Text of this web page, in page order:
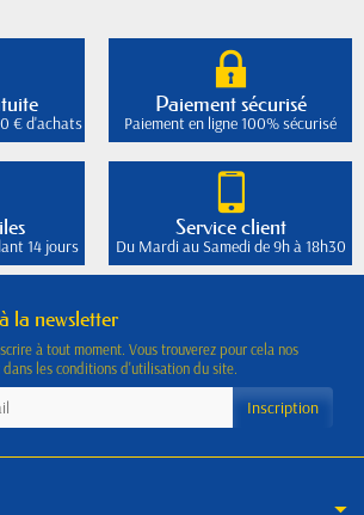
€ d'achats
Paiement sécurisé
Paiement en ligne 100% sécurisé
14 jours
Service client
Du Mardi au Samedi de 9h à 18h30
la newsletter
à tout moment. Vous trouverez pour cela nos
les conditions d'utilisation du site.